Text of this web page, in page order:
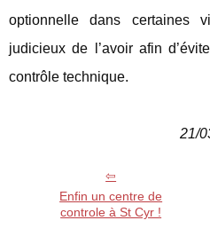
optionnelle dans certaines
judicieux de l’avoir afin
contrôle technique.
21/
Enfin un centre de
controle à St Cyr !